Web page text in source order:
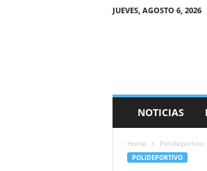
JUEVES, AGOSTO 6, 2026
r
NOTICIAS
Home Polideportivo
POLIDEPORTIVO